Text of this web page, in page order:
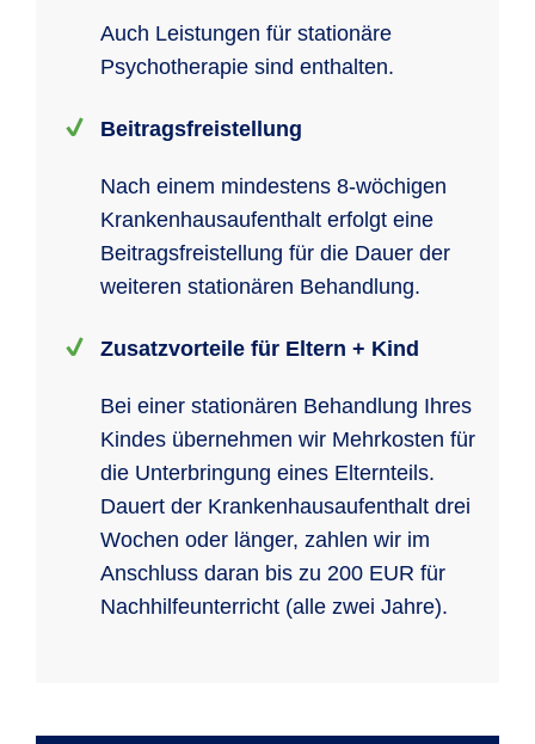
Auch Leistungen für stationäre
Psychotherapie sind enthalten.
Beitragsfreistellung
Nach einem mindestens 8-wöchigen
Krankenhausaufenthalt erfolgt eine
Beitragsfreistellung für die Dauer der
weiteren stationären Behandlung.
Zusatzvorteile für Eltern + Kind
Bei einer stationären Behandlung Ihres
Kindes übernehmen wir Mehrkosten für
die Unterbringung eines Elternteils.
Dauert der Krankenhausaufenthalt drei
Wochen oder länger, zahlen wir im
Anschluss daran bis zu 200 EUR für
Nachhilfeunterricht (alle zwei Jahre).